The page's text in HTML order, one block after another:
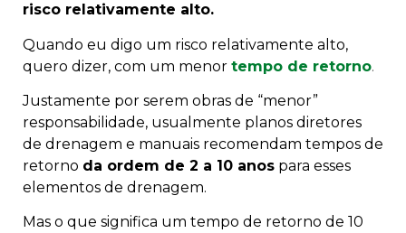
risco relativamente alto.
Quando eu digo um risco relativamente alto,
quero dizer, com um menor tempo de retorno.
Justamente por serem obras de “menor”
responsabilidade, usualmente planos diretores
de drenagem e manuais recomendam tempos de
retorno da ordem de 2 a 10 anos para esses
elementos de drenagem.
Mas o que significa um tempo de retorno de 10